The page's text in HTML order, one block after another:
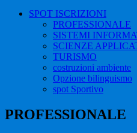
SPOT ISCRIZIONI
PROFESSIONALE
SISTEMI
SCIENZE
TURISMO
costruzioni ambiente
Opzione bilinguismo
spot Sportivo
PROFESSIONALE